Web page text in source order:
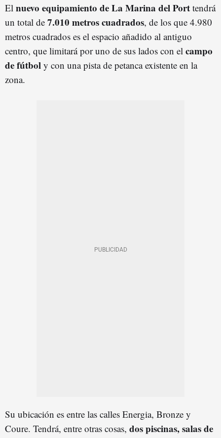
El nuevo equipamiento de La Marina del Port tendrá
un total de 7.010 metros cuadrados, de los que 4.980
metros cuadrados es el espacio añadido al antiguo
centro, que limitará por uno de sus lados con el campo
de fútbol y con una pista de petanca existente en la
zona.
Su ubicación es entre las calles Energia, Bronze y
Coure. Tendrá, entre otras cosas, dos piscinas, salas de